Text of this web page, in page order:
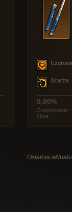
Szarża
0,00%
Znajdowanie
złota
Ostatnia